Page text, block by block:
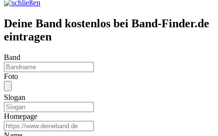
Deine Band kostenlos bei Band-Finder.de
eintragen
Band
Foto
Slogan
Homepage